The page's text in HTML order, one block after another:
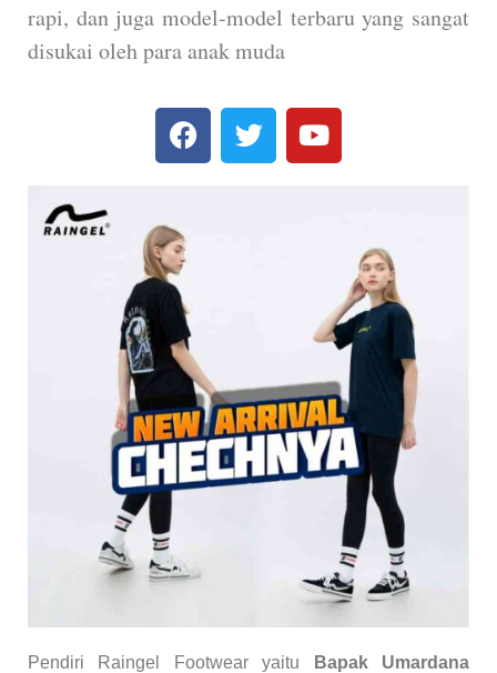
rapi, dan juga model-model terbaru yang sangat
disukai oleh para anak muda
Pendiri Raingel Footwear yaitu
Bapak Umardana